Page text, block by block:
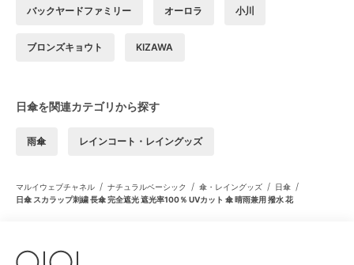
バックヤードファミリー オーロラ 小川
ブロンズキョウト KIZAWA
日傘を関連カテゴリから探す
雨傘 レインコート・レイングッズ
マルイウェブチャネル / ナチュラルベーシック / 傘・レイングッズ / 日傘 /
日傘 スカラップ刺繍 長傘 完全遮光 遮光率100％ UVカット 傘 晴雨兼用 撥水 花